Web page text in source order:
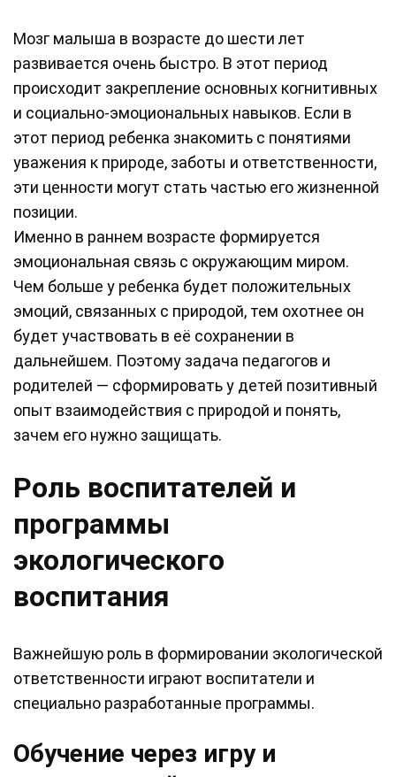
Мозг малыша в возрасте до шести лет
развивается очень быстро. В этот период
происходит закрепление основных когнитивных
и социально-эмоциональных навыков. Если в
этот период ребенка знакомить с понятиями
уважения к природе, заботы и ответственности,
эти ценности могут стать частью его жизненной
позиции.
Именно в раннем возрасте формируется
эмоциональная связь с окружающим миром.
Чем больше у ребенка будет положительных
эмоций, связанных с природой, тем охотнее он
будет участвовать в её сохранении в
дальнейшем. Поэтому задача педагогов и
родителей — сформировать у детей позитивный
опыт взаимодействия с природой и понять,
зачем его нужно защищать.
Роль воспитателей и
программы
экологического
воспитания
Важнейшую роль в формировании экологической
ответственности играют воспитатели и
специально разработанные программы.
Обучение через игру и